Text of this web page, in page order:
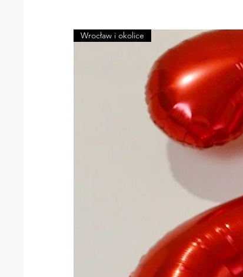
Wrocław i okolice